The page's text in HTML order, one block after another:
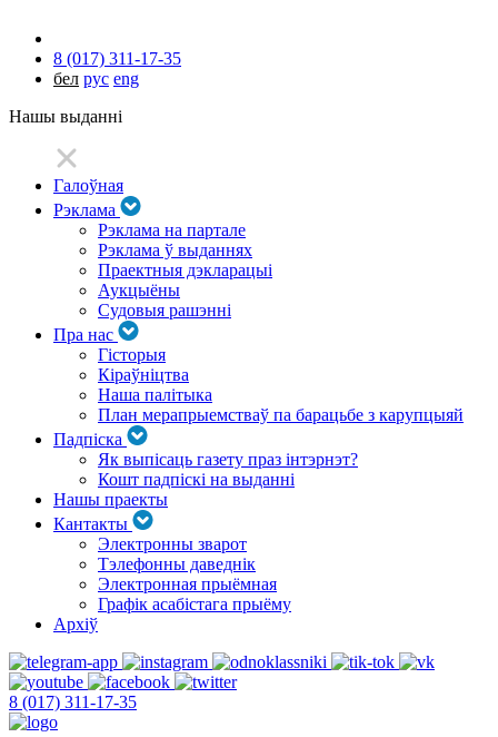
8 (017) 311-17-35
бел рус eng
Нашы выданні
Галоўная
Рэклама
Рэклама на партале
Рэклама ў выданнях
Праектныя дэкларацыі
Аукцыёны
Судовыя рашэнні
Пра нас
Гісторыя
Кіраўніцтва
Наша палітыка
План мерапрыемстваў па барацьбе з карупцыяй
Падпіска
Як выпісаць газету праз інтэрнэт?
Кошт падпіскі на выданні
Нашы праекты
Кантакты
Электронны зварот
Тэлефонны даведнік
Электронная прыёмная
Графік асабістага прыёму
Архіў
8 (017) 311-17-35